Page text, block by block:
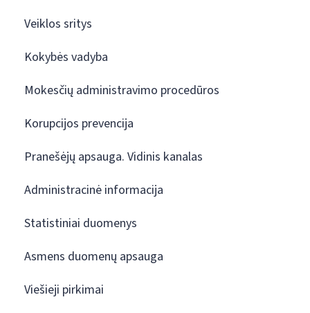
Veiklos sritys
Kokybės vadyba
Mokesčių administravimo procedūros
Korupcijos prevencija
Pranešėjų apsauga. Vidinis kanalas
Administracinė informacija
Statistiniai duomenys
Asmens duomenų apsauga
Viešieji pirkimai